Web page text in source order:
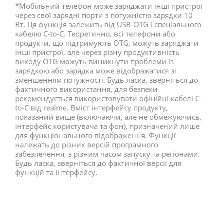
*Мобільний телефон може заряджати інші пристрої
через свої зарядні порти з потужністю зарядки 10
Вт. Ця функція залежить від USB-OTG і спеціального
кабелю C-to-C. Теоретично, всі телефони або
продукти, що підтримують OTG, можуть заряджати
інші пристрої, але через різну продуктивність
виходу OTG можуть виникнути проблеми із
зарядкою або зарядка може відображатися зі
зменшенням потужності. Будь ласка, зверніться до
фактичного використання, для безпеки
рекомендується використовувати офіційні кабелі C-
to-C від realme. Вміст інтерфейсу продукту,
показаний вище (включаючи, але не обмежуючись,
інтерфейс користувача та фон), призначений лише
для функціонального відображення. Функції
належать до різних версій програмного
забезпечення, з різним часом запуску та регіонами.
Будь ласка, зверніться до фактичної версії для
функцій та інтерфейсу.